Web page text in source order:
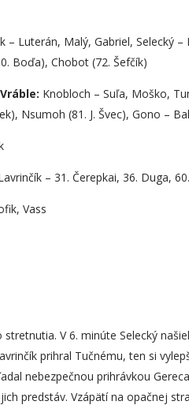
– Luterán, Malý, Gabriel, Selecký
Boďa), Chobot (72. Šefčík)
Knobloch – Suľa, Moško,
Nsumoh (81. J. Švec), Gono –
– 31. Čerepkai, 36. Duga,
Vass
V 6. minúte Selecký
prihral Tučnému, ten si
nebezpečnou prihrávkou
predstáv. Vzápätí na opačnej